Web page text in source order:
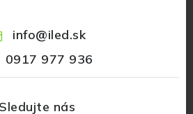
info@iled.sk
0917 977 936